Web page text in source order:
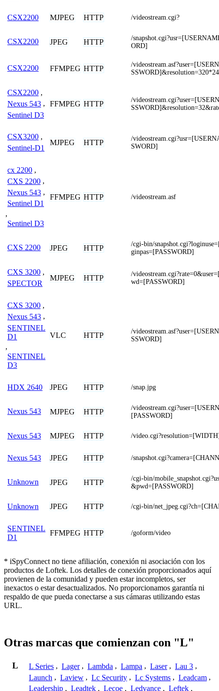
CSX2200 MJPEG HTTP /videostream.cgi?
CSX2200 JPEG HTTP
/
ORD]
CSX2200 FFMPEG HTTP
/
CSX2200 ,
Nexus 543 ,
Sentinel D3
FFMPEG HTTP
/
CSX3200 ,
Sentinel-D1
MJPEG HTTP
/
SWORD]
cx 2200 ,
CXS 2200 ,
Nexus 543 ,
Sentinel D1
,
Sentinel D3
FFMPEG HTTP /videostream.asf
CXS 2200 JPEG HTTP
/cgi-bin/
ginpas=[PASSWORD]
CXS 3200 ,
SPECTOR
MJPEG HTTP
/
wd=[PASSWORD]
CXS 3200 ,
Nexus 543 ,
SENTINEL
D1
,
SENTINEL
D3
VLC HTTP
/
SSWORD]
HDX 2640 JPEG HTTP /snap.jpg
Nexus 543 MJPEG HTTP
/
[PASSWORD]
Nexus 543 MJPEG HTTP /
Nexus 543 JPEG HTTP /
Unknown JPEG HTTP
/cgi-bin/
&pwd=[PASSWORD]
Unknown JPEG HTTP /cgi-bin/
SENTINEL
D1
FFMPEG HTTP /goform/video
* iSpyConnect no tiene afiliación, conexión ni asociación con los
productos de Loftek. Los detalles de conexión proporcionados aquí
provienen de la comunidad y pueden estar incompletos, ser
inexactos o estar desactualizados. No proporcionamos garantía ni
respaldo de que pueda conectarse a sus cámaras utilizando estas
URL.
Otras marcas que comienzan con "L"
L L Series , Lager , Lambda , Lampa , Laser , Lau 3 ,
Launch , Laview , Lc Security , Lc Systems , Leadcam ,
Leadership , Leadtek , Lecoe , Ledvance , Leftek ,